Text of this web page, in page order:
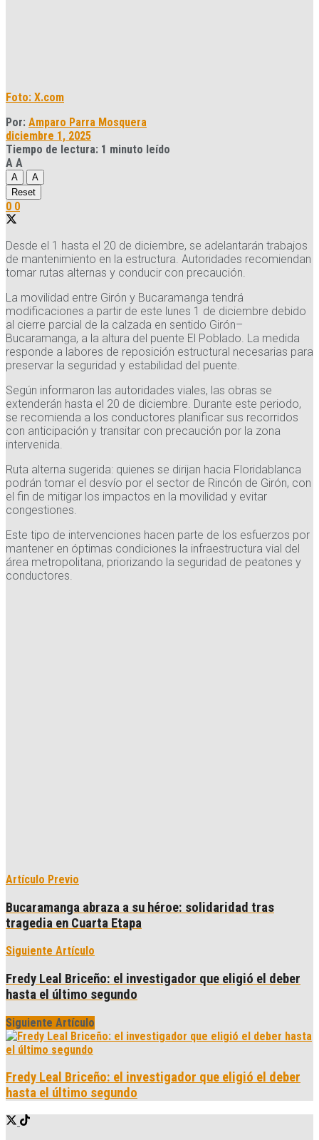
Foto: X.com
Por: Amparo Parra Mosquera
diciembre 1, 2025
Tiempo de lectura: 1 minuto leído
A A
A
A
Reset
0 0
Desde el 1 hasta el 20 de diciembre, se adelantarán trabajos
de mantenimiento en la estructura. Autoridades recomiendan
tomar rutas alternas y conducir con precaución.
La movilidad entre Girón y Bucaramanga tendrá
modificaciones a partir de este lunes 1 de diciembre debido
al cierre parcial de la calzada en sentido Girón–
Bucaramanga, a la altura del puente El Poblado. La medida
responde a labores de reposición estructural necesarias para
preservar la seguridad y estabilidad del puente.
Según informaron las autoridades viales, las obras se
extenderán hasta el 20 de diciembre. Durante este periodo,
se recomienda a los conductores planificar sus recorridos
con anticipación y transitar con precaución por la zona
intervenida.
Ruta alterna sugerida: quienes se dirijan hacia Floridablanca
podrán tomar el desvío por el sector de Rincón de Girón, con
el fin de mitigar los impactos en la movilidad y evitar
congestiones.
Este tipo de intervenciones hacen parte de los esfuerzos por
mantener en óptimas condiciones la infraestructura vial del
área metropolitana, priorizando la seguridad de peatones y
conductores.
Artículo Previo
Bucaramanga abraza a su héroe: solidaridad tras
tragedia en Cuarta Etapa
Siguiente Artículo
Fredy Leal Briceño: el investigador que eligió el deber
hasta el último segundo
Siguiente Artículo
Fredy Leal Briceño: el investigador que eligió el deber
hasta el último segundo